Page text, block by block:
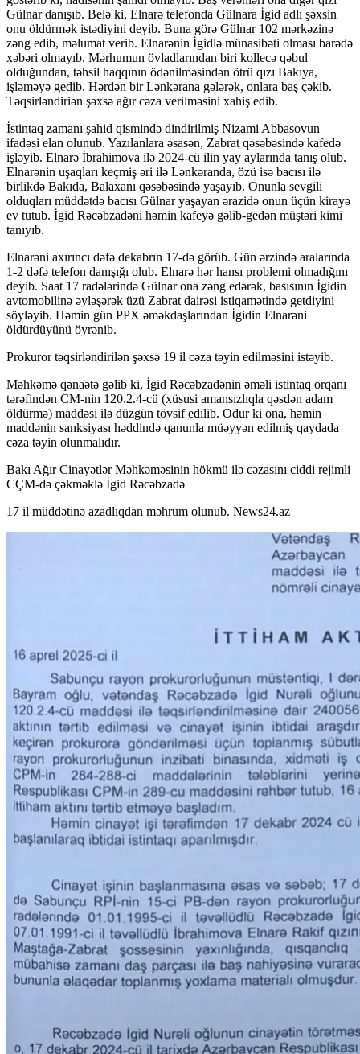
Gülnar danışıb. Belə ki, Elnarə telefonda Gülnara İgid adlı şəxsin
onu öldürmək istədiyini deyib. Buna görə Gülnar 102 mərkəzinə
zəng edib, məlumat verib. Elnarənin İgidlə münasibəti olması barədə
xəbəri olmayıb. Mərhumun övladlarından biri kollecə qəbul
olduğundan, təhsil haqqının ödənilməsindən ötrü qızı Bakıya,
işləməyə gedib. Hərdən bir Lənkərana gələrək, onlara baş çəkib.
Təqsirləndiriən şəxsə ağır cəza verilməsini xahiş edib.
İstintaq zamanı şahid qismində dindirilmiş Nizami Abbasovun
ifadəsi elan olunub. Yazılanlara əsasən, Zabrat qəsəbəsində kafedə
işləyib. Elnarə İbrahimova ilə 2024-cü ilin yay aylarında tanış olub.
Elnarənin uşaqları keçmiş əri ilə Lənkəranda, özü isə bacısı ilə
birlikdə Bakıda, Balaxanı qəsəbəsində yaşayıb. Onunla sevgili
olduqları müddətdə bacısı Gülnar yaşayan ərazidə onun üçün kirayə
ev tutub. İgid Rəcəbzadəni həmin kafeyə gəlib-gedən müştəri kimi
tanıyıb.
Elnarəni axırıncı dəfə dekabrın 17-də görüb. Gün ərzində aralarında
1-2 dəfə telefon danışığı olub. Elnarə hər hansı problemi olmadığını
deyib. Saat 17 radələrində Gülnar ona zəng edərək, basısının İgidin
avtomobilinə əyləşərək üzü Zabrat dairəsi istiqamətində getdiyini
söyləyib. Həmin gün PPX əməkdaşlarından İgidin Elnarəni
öldürdüyünü öyrənib.
Prokuror təqsirləndirilən şəxsə 19 il cəza təyin edilməsini istəyib.
Məhkəmə qənaətə gəlib ki, İgid Rəcəbzadənin əməli istintaq orqanı
tərəfindən CM-nin 120.2.4-cü (xüsusi amansızlıqla qəsdən adam
öldürmə) maddəsi ilə düzgün tövsif edilib. Odur ki ona, həmin
maddənin sanksiyası həddində qanunla müəyyən edilmiş qaydada
cəza təyin olunmalıdır.
Bakı Ağır Cinayətlər Məhkəməsinin hökmü ilə cəzasını ciddi rejimli
CÇM-də çəkməklə İgid Rəcəbzadə
17 il müddətinə azadlıqdan məhrum olunub. News24.az